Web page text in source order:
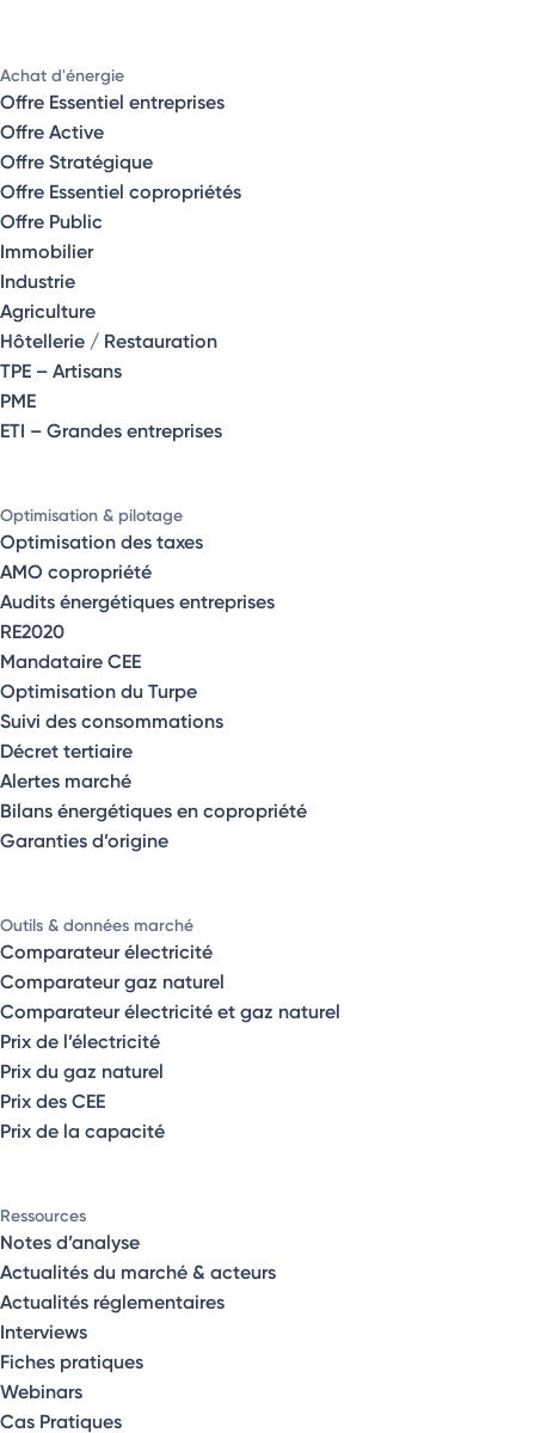
Achat d'énergie
Offre Essentiel entreprises
Offre Active
Offre Stratégique
Offre Essentiel copropriétés
Offre Public
Immobilier
Industrie
Agriculture
Hôtellerie / Restauration
TPE – Artisans
PME
ETI – Grandes entreprises
Optimisation & pilotage
Optimisation des taxes
AMO copropriété
Audits énergétiques entreprises
RE2020
Mandataire CEE
Optimisation du Turpe
Suivi des consommations
Décret tertiaire
Alertes marché
Bilans énergétiques en copropriété
Garanties d’origine
Outils & données marché
Comparateur électricité
Comparateur gaz naturel
Comparateur électricité et gaz naturel
Prix de l’électricité
Prix du gaz naturel
Prix des CEE
Prix de la capacité
Ressources
Notes d’analyse
Actualités du marché & acteurs
Actualités réglementaires
Interviews
Fiches pratiques
Webinars
Cas Pratiques